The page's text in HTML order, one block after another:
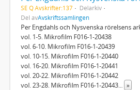
SE Q Avskrifter:137
Delarkiv
Del avAvskriftssamlingen
Per Engdahls och Nysvenska rörelsens
vol. 1-5. Mikrofilm F016-1-20438
vol. 6-10. Mikrofilm F016-1-20439
vol. 10-15. Mikrofilm F016-1-20440
vol. 16-20. Mikrofilm F016-1-20441
vol. 20-22. Mikrofilm F016-1-20442
vol. 23-28. Mikrofilm F016-1-20443
»